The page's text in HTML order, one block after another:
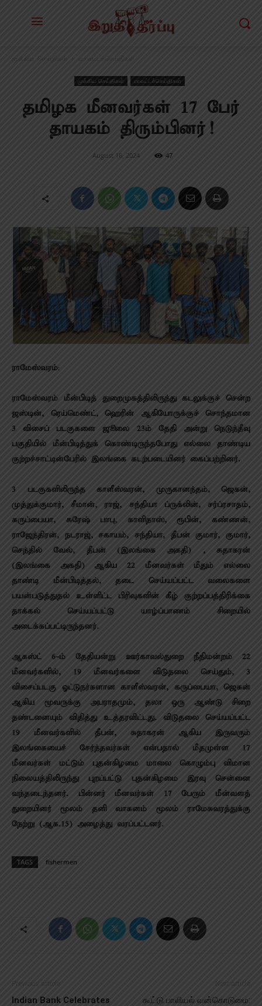
முக்கிய செய்திகள் மாவட்டச்செய்திகள்
முக்கிய செய்திகள் மாவட்டச்செய்திகள்
தமிழக மீனவர்கள் 17 பேர்
தாயகம் திரும்பினர்!
August 16, 2024 47
ராமேஸ்வரம்:
ராமேஸ்வரம் மீன்பிடித் துறைமுகத்திலிருந்து கடலுக்குச் சென்ற
ஜஸ்டின், ரெய்மெண்ட், ஹெரின் ஆகியோருக்குச் சொந்தமான
3 விசைப் படகுகளை ஜூலை 23ம் தேதி அன்று நெடுந்தீவு
பகுதியில் மீன்பிடித்துக் கொண்டிருந்தபோது எல்லை தாண்டிய
குற்றச்சாட்டின்பேரில் இலங்கை கடற்படையினர் கைப்பற்றினர்.
3 படகுகளிலிருந்த காளீஸ்வரன், முருகானந்தம், ஜெகன்,
முத்துக்குமார், சீமான், ராஜ், சந்தியா ப்ருக்லின், சர்ப்ரசாதம்,
கருப்பையா, சுரேஷ் பாபு, காளிதாஸ், ரூபின், கண்ணன்,
ராஜேந்திரன், நடராஜ், சகாயம், சந்தியா, தீபன் குமார், குமார்,
செந்தில் வேல், தீபன் (இலங்கை அகதி) , சுதாகரன்
(இலங்கை அகதி) ஆகிய 22 மீனவர்கள் மீதும் எல்லை
தாண்டி மீன்பிடித்தல், தடை செய்யப்பட்ட வலைகளை
பயன்படுத்துதல் உள்ளிட்ட பிரிவுகளின் கீழ் குற்றப்பத்திரிக்கை
தாக்கல் செய்யப்பட்டு யாழ்ப்பாணம் சிறையில்
அடைக்கப்பட்டிருந்தனர்.
ஆகஸ்ட் 6-ம் தேதியன்று ஊர்காவல்துறை நீதிமன்றம் 22
மீனவர்களில், 19 மீனவர்களை விடுதலை செய்தும், 3
விசைப்படகு ஓட்டுநர்களான காளீஸ்வரன், கருப்பையா, ஜெகன்
ஆகிய மூவருக்கு அபராதமும், தலா ஒரு ஆண்டு சிறை
தண்டனையும் விதித்து உத்தரவிட்டது. விடுதலை செய்யப்பட்ட
19 மீனவர்களில் தீபன், சுதாகரன் ஆகிய இருவரும்
இலங்கையைச் சேர்ந்தவர்கள் என்பதால் மீதமுள்ள 17
மீனவர்கள் மட்டும் புதன்கிழமை மாலை கொழும்பு விமான
நிலையத்திலிருந்து புறப்பட்டு புதன்கிழமை இரவு சென்னை
வந்தடைந்தனர். பின்னர் மீனவர்கள் 17 பேரும் மீன்வளத்
துறையினர் மூலம் தனி வாகனம் மூலம் ராமேசுவரத்துக்கு
நேற்று (ஆக.15) அழைத்து வரப்பட்டனர்.
TAGS fishermen
Previous article
Indian Bank Celebrates
Next article
கூட்டு பாலியல் வன்கொடுமை: